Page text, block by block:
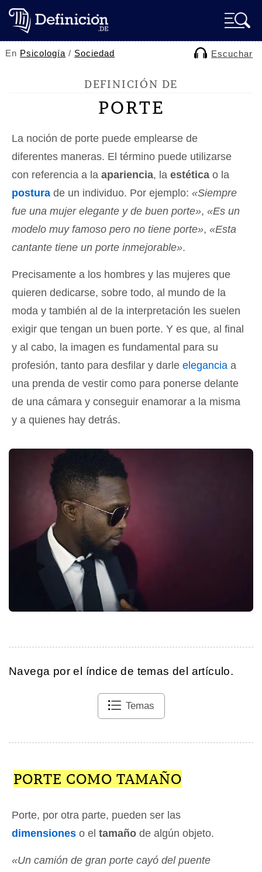
En Psicología / Sociedad Escuchar
DEFINICIÓN DE
PORTE
La noción de porte puede emplearse de
diferentes maneras. El término puede utilizarse
con referencia a la apariencia, la estética o la
postura de un individuo. Por ejemplo: «Siempre
fue una mujer elegante y de buen porte», «Es un
modelo muy famoso pero no tiene porte», «Esta
cantante tiene un porte inmejorable».
Precisamente a los hombres y las mujeres que
quieren dedicarse, sobre todo, al mundo de la
moda y también al de la interpretación les suelen
exigir que tengan un buen porte. Y es que, al final
y al cabo, la imagen es fundamental para su
profesión, tanto para desfilar y darle elegancia a
una prenda de vestir como para ponerse delante
de una cámara y conseguir enamorar a la misma
y a quienes hay detrás.
Navega por el índice de temas del artículo.
Temas
PORTE COMO TAMAÑO
Porte, por otra parte, pueden ser las
dimensiones o el tamaño de algún objeto.
«Un camión de gran porte cayó del puente